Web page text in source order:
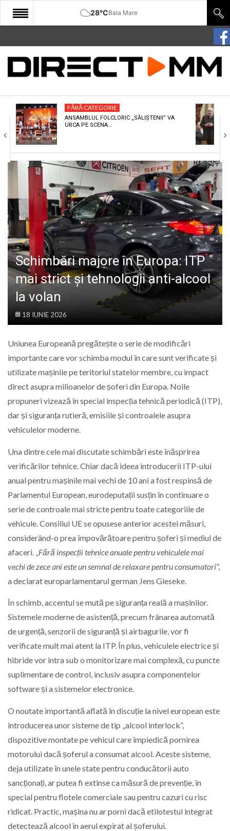
28°CBaia Mare
START
COMUNITATE
CULTURA
ECONOMIE
SANATATE
SPORT
SPECIAL
POLITIC
LIFE
FĂRĂ CATEGORIE
ANSAMBLUL FOLCLORIC „SĂLIȘTENII” VA
URCA PE SCENA…
Schimbări majore în Europa: ITP
mai strict și tehnologii anti-alcool
la volan
18 IUNIE 2026
Uniunea Europeană pregătește o serie de modificări
importante care vor schimba modul în care sunt verificate și
utilizate mașinile pe teritoriul statelor membre, cu impact
direct asupra milioanelor de șoferi din Europa. Noile
propuneri vizează în special inspecția tehnică periodică (ITP),
dar și siguranța rutieră, emisiile și controalele asupra
vehiculelor moderne.
Una dintre cele mai discutate schimbări este înăsprirea
verificărilor tehnice. Chiar dacă ideea introducerii ITP-ului
anual pentru mașinile mai vechi de 10 ani a fost respinsă de
Parlamentul European, eurodeputații susțin în continuare o
serie de controale mai stricte pentru toate categoriile de
vehicule. Consiliul UE se opusese anterior acestei măsuri,
considerând-o prea împovărătoare pentru șoferi și mediul de
afaceri. „Fără inspecții tehnice anuale pentru vehiculele mai
vechi de zece ani este un semnal de relaxare pentru consumatori”,
a declarat europarlamentarul german Jens Gieseke.
În schimb, accentul se mută pe siguranța reală a mașinilor.
Sistemele moderne de asistență, precum frânarea automată
de urgență, senzorii de siguranță și airbagurile, vor fi
verificate mult mai atent la ITP. În plus, vehiculele electrice și
hibride vor intra sub o monitorizare mai complexă, cu puncte
suplimentare de control, inclusiv asupra componentelor
software și a sistemelor electronice.
O noutate importantă aflată în discuție la nivel european este
introducerea unor sisteme de tip „alcool interlock”,
dispozitive montate pe vehicul care împiedică pornirea
motorului dacă șoferul a consumat alcool. Aceste sisteme,
deja utilizate în unele state pentru conducătorii auto
sancționați, ar putea fi extinse ca măsură de prevenție, în
special pentru flotele comerciale sau pentru cazuri cu risc
ridicat. Practic, mașina nu ar porni dacă etilotestul integrat
detectează alcool în aerul expirat al șoferului.